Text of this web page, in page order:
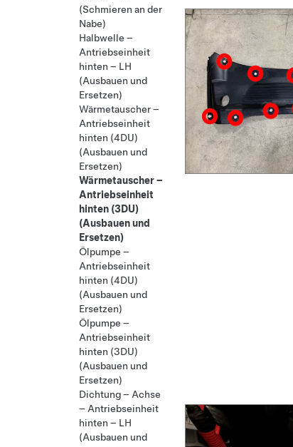
(Schmieren an der
Nabe)
Halbwelle –
Antriebseinheit
hinten – LH
(Ausbauen und
Ersetzen)
Wärmetauscher –
Antriebseinheit
hinten (4DU)
(Ausbauen und
Ersetzen)
Wärmetauscher –
Antriebseinheit
hinten (3DU)
(Ausbauen und
Ersetzen)
Ölpumpe –
Antriebseinheit
hinten (4DU)
(Ausbauen und
Ersetzen)
Ölpumpe –
Antriebseinheit
hinten (3DU)
(Ausbauen und
Ersetzen)
Dichtung – Achse
– Antriebseinheit
hinten – LH
(Ausbauen und